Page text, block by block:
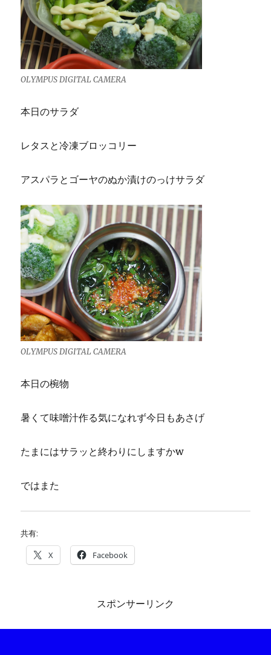
OLYMPUS DIGITAL CAMERA
本日のサラダ
レタスと冷凍ブロッコリー
アスパラとゴーヤのぬか漬けのっけサラダ
OLYMPUS DIGITAL CAMERA
本日の椀物
暑くて味噌汁作る気になれず今日もあさげ
たまにはサラッと終わりにしますかw
ではまた
共有:
X Facebook
スポンサーリンク